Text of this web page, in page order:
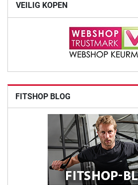
VEILIG KOPEN
FITSHOP BLOG